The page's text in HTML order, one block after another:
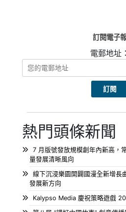
訂閱電子
電郵地址：
熱門頭條新聞
7 月版號發放規模創年內新高，
量發展清晰風向
線下沉浸樂園開闢國漫全新增長
發展新方向
Kalypso Media 慶祝策略遊戲